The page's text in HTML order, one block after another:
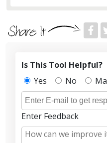
Is This Tool Helpful?
Yes
No
Enter Feedback